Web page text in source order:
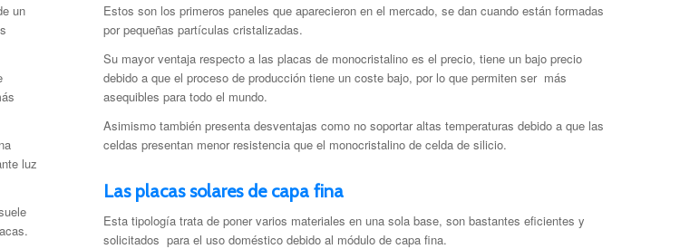
un
luz
Estos son los primeros paneles que aparecieron en el mercado, se dan cuando están formadas
por pequeñas partículas cristalizadas.
Su mayor ventaja respecto a las placas de monocristalino es el precio, tiene un bajo precio
debido a que el proceso de producción tiene un coste bajo, por lo que permiten ser más
asequibles para todo el mundo.
Asimismo también presenta desventajas como no soportar altas temperaturas debido a que las
celdas presentan menor resistencia que el monocristalino de celda de silicio.
Las placas solares de capa fina
Esta tipología trata de poner varios materiales en una sola base, son bastantes eficientes y
solicitados para el uso doméstico debido al módulo de capa fina.